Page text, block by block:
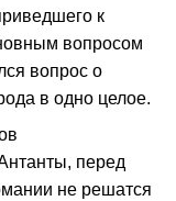
к
вопро­сом
вопрос о
в одно целое.
перед
не решатся